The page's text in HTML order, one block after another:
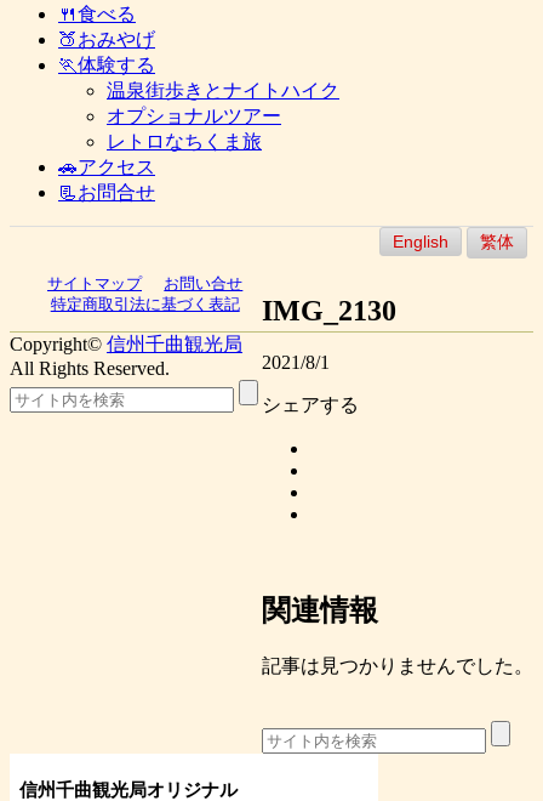
🍴食べる
🍑おみやげ
🏃体験する
温泉街歩きとナイトハイク
オプショナルツアー
レトロなちくま旅
🚗アクセス
📃お問合せ
English 繁体
IMG_2130
2021/8/1
シェアする
関連情報
記事は見つかりませんでした。
信州千曲観光局オリジナル
サイトマップ
お問い合せ
特定商取引法に基づく表記
Copyright© 信州千曲観光局
All Rights Reserved.